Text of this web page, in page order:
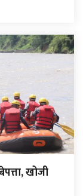
खोजी